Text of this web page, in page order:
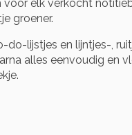
elk verkocht
groener.
lijstjes en lijntjes-,
alles eenvoudig en